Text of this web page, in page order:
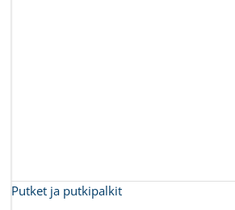
Putket ja putkipalkit